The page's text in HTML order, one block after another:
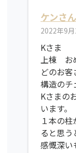
ケンさん
2022年9
Kさま
上棟 お
どのお
構造のチ
Kさまの
います。
１本の
ると思う
感慨深い